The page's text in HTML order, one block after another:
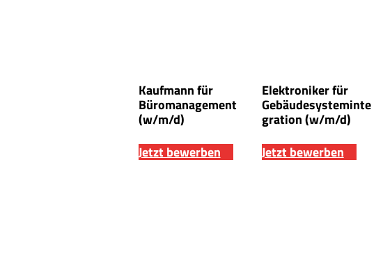
Kaufmann für
Büromanagement
(w/m/d)
Jetzt bewerben
Elektroniker für
Gebäudesysteminte
gration (w/m/d)
Jetzt bewerben